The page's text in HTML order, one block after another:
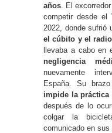
años . El
competir desde el
2022, donde
el cúbito y el radio
llevaba a cabo
negligencia
nuevamente
España. Su
impide la
después de lo
colgar la
comunicado en